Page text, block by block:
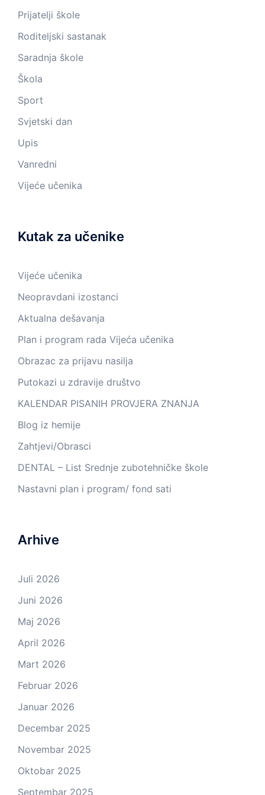
Prijatelji škole
Roditeljski sastanak
Saradnja škole
Škola
Sport
Svjetski dan
Upis
Vanredni
Vijeće učenika
Kutak za učenike
Vijeće učenika
Neopravdani izostanci
Aktualna dešavanja
Plan i program rada Vijeća učenika
Obrazac za prijavu nasilja
Putokazi u zdravije društvo
KALENDAR PISANIH PROVJERA ZNANJA
Blog iz hemije
Zahtjevi/Obrasci
DENTAL – List Srednje zubotehničke škole
Nastavni plan i program/ fond sati
Arhive
Juli 2026
Juni 2026
Maj 2026
April 2026
Mart 2026
Februar 2026
Januar 2026
Decembar 2025
Novembar 2025
Oktobar 2025
Septembar 2025